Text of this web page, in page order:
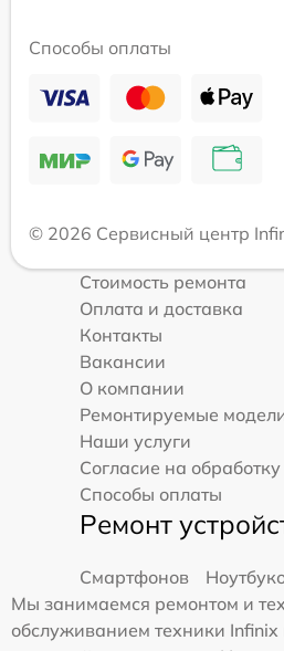
Способы оплаты
© 2026 Сервисный центр
Стоимость ремонта
Оплата и доставка
Контакты
Вакансии
О компании
Ремонтируемые
Наши услуги
Согласие на
Способы оплаты
Ремонт
Смартфонов
Мы занимаемся ремонтом и
обслуживанием техники Infinix